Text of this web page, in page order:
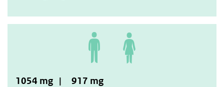
1054 mg | 917 mg